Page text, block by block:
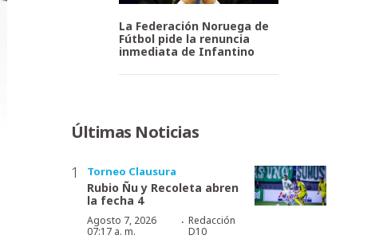
La Federación Noruega de
Fútbol pide la renuncia
inmediata de Infantino
Últimas Noticias
Torneo Clausura
Rubio Ñu y Recoleta abren
la fecha 4
Agosto 7, 2026
07:17 a. m.
· Redacción
D10